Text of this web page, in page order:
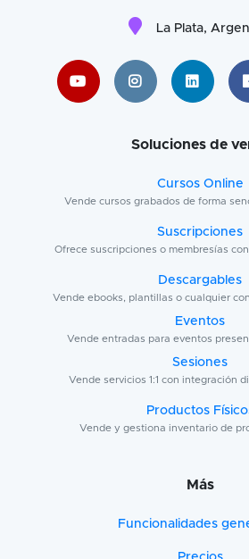
La Plata,
Soluciones de
Cursos Online
Vende cursos grabados de forma
Suscripciones
Ofrece suscripciones o membresías
Descargables
Vende ebooks, plantillas o cualquier
Eventos
Vende entradas para eventos
Sesiones
Vende servicios 1:1 con integración
Productos
Vende y gestiona inventario de
Más
Funcionalidades